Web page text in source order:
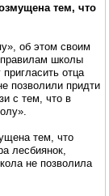
тем, что
об этом своим
школы
отца
позволили придти
с тем, что в
тем, что
лесбиянок,
не позволила